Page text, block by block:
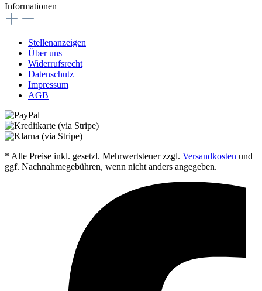
Informationen
Stellenanzeigen
Über uns
Widerrufsrecht
Datenschutz
Impressum
AGB
* Alle Preise inkl. gesetzl. Mehrwertsteuer zzgl. Versandkosten und
ggf. Nachnahmegebühren, wenn nicht anders angegeben.